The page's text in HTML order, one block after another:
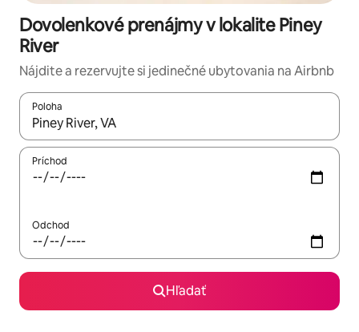
Dovolenkové prenájmy v lokalite Piney
River
Nájdite a rezervujte si jedinečné ubytovania na Airbnb
Poloha
Keď budú výsledky k dispozícii, môžete si ich prechádzať
Príchod
Odchod
Hľadať